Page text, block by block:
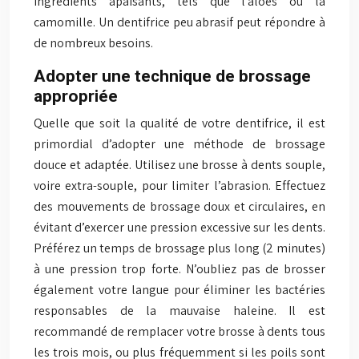
camomille. Un dentifrice peu abrasif peut répondre à
de nombreux besoins.
Adopter une technique de brossage
appropriée
Quelle que soit la qualité de votre dentifrice, il est
primordial d’adopter une méthode de brossage
douce et adaptée. Utilisez une brosse à dents souple,
voire extra-souple, pour limiter l’abrasion. Effectuez
des mouvements de brossage doux et circulaires, en
évitant d’exercer une pression excessive sur les dents.
Préférez un temps de brossage plus long (2 minutes)
à une pression trop forte. N’oubliez pas de brosser
également votre langue pour éliminer les bactéries
responsables de la mauvaise haleine. Il est
recommandé de remplacer votre brosse à dents tous
les trois mois, ou plus fréquemment si les poils sont